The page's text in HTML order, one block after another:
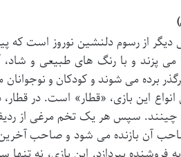
دیگر از رسوم دلنشین نوروز است که
می پزند و با رنگ های طبیعی و
برده می شوند و کودکان و
این بازی، «قطار» است. در
چینند. سپس هر یک تخم مرغی از
آن بازنده می شود و صاحب آخرین